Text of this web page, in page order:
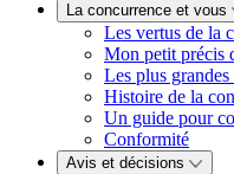
La concurrence et vous
Les vertus de la
Mon petit précis
Les plus grandes
Histoire de la
Un guide pour
Conformité
Avis et décisions